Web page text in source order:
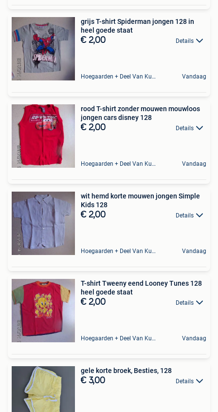
grijs T-shirt Spiderman jongen 128 in
heel goede staat
€ 2,00 Details
Hoegaarden + Deel Van Kumtich + Deel Van Tienen Vandaag
rood T-shirt zonder mouwen mouwloos
jongen cars disney 128
€ 2,00 Details
Hoegaarden + Deel Van Kumtich + Deel Van Tienen Vandaag
wit hemd korte mouwen jongen Simple
Kids 128
€ 2,00 Details
Hoegaarden + Deel Van Kumtich + Deel Van Tienen Vandaag
T-shirt Tweeny eend Looney Tunes 128
heel goede staat
€ 2,00 Details
Hoegaarden + Deel Van Kumtich + Deel Van Tienen Vandaag
gele korte broek, Besties, 128
€ 3,00 Details